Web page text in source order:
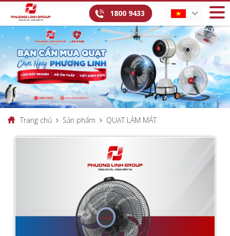
1800 9433
Trang chủ Sản phẩm QUẠT LÀM MÁT